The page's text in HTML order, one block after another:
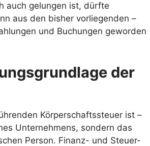
auch gelungen ist, dürfte
aus den bisher vorliegenden –
und Buchungen geworden
der
Körperschaftssteuer ist –
Unternehmens, sondern das
Person. Finanz- und Steuer-